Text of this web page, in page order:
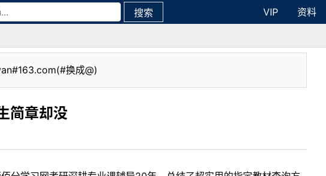
搜索 VIP
资料
换成@)
简章却没